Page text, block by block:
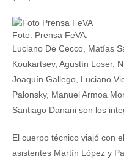
Foto: Prensa FeVA.
Luciano De Cecco, Matías
Koukartsev, Agustín Loser,
Joaquín Gallego, Luciano
Palonsky, Manuel Armoa
Santiago Danani son los
El cuerpo técnico viajó con
asistentes Martín López y